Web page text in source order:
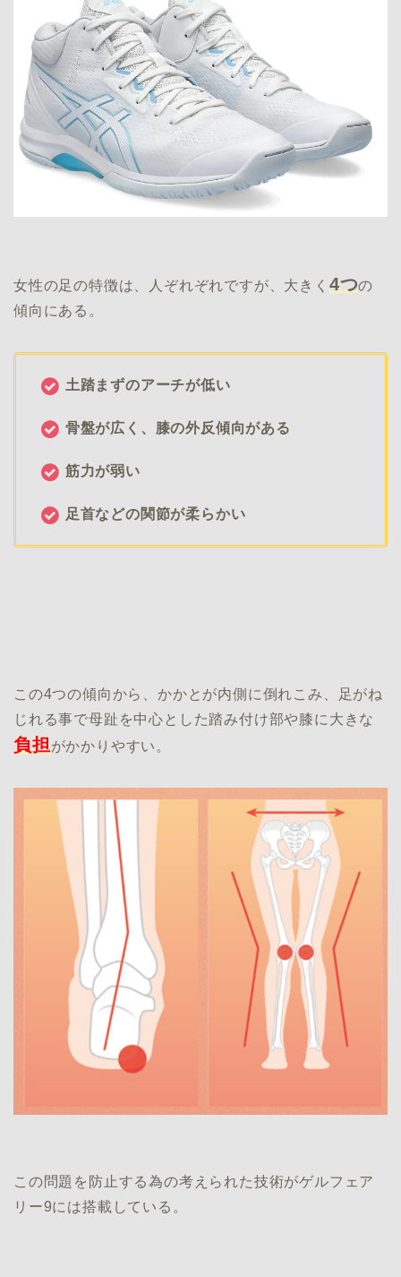
女性の足の特徴は、人ぞれぞれですが、大きく 4つの
傾向にある。
土踏まずのアーチが低い
骨盤が広く、膝の外反傾向がある
筋力が弱い
足首などの関節が柔らかい
この4つの傾向から、かかとが内側に倒れこみ、足がね
じれる事で母趾を中心とした踏み付け部や膝に大きな
負担 がかかりやすい。
この問題を防止する為の考えられた技術がゲルフェア
リー9には搭載している。